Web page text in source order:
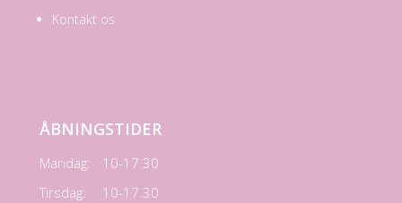
Kontakt os
ÅBNINGSTIDER
Mandag:
10-17.30
Tirsdag:
10-17.30